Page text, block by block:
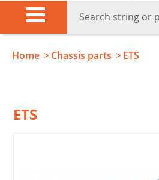
Home Chassis parts ETS
ETS